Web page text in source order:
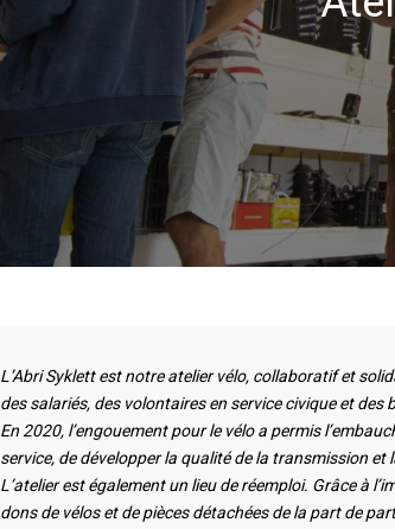
L’Abri Syklett est notre atelier vélo, collaboratif et
des salariés, des volontaires en service civique et
En 2020, l’engouement pour le vélo a permis
service, de développer la qualité de la transmission et
L’atelier est également un lieu de réemploi. Grâce à
dons de vélos et de pièces détachées de la part de